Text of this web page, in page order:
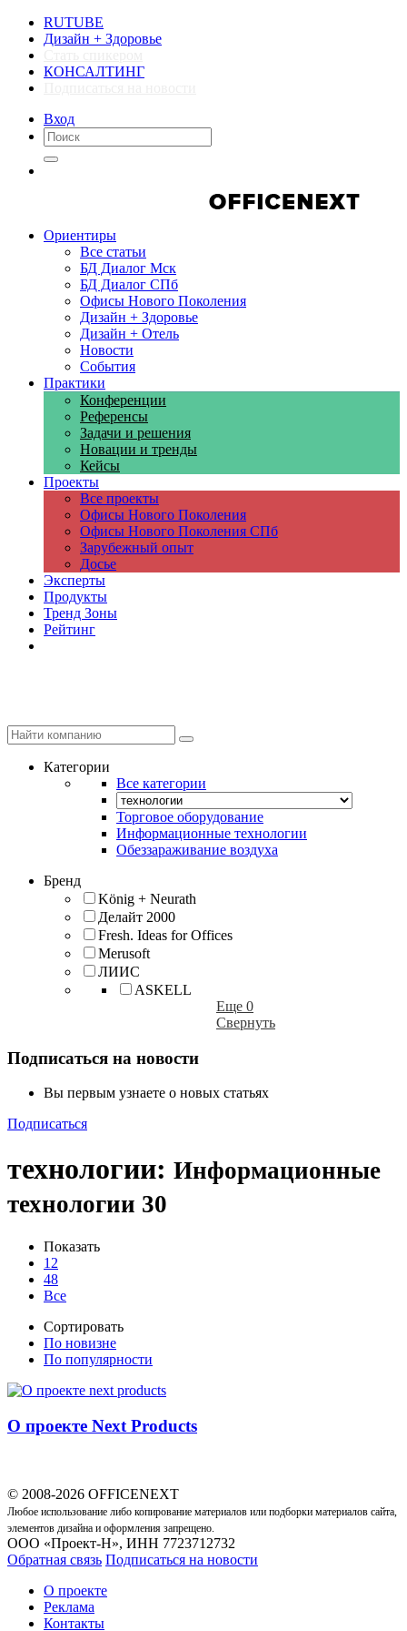
RUTUBE
Дизайн + Здоровье
КОНСАЛТИНГ
Вход
Ориентиры
Все статьи
БД Диалог Мск
БД Диалог СПб
Офисы Нового Поколения
Дизайн + Здоровье
Дизайн + Отель
Новости
События
Практики
Конференции
Референсы
Задачи и решения
Новации и тренды
Кейсы
Проекты
Все проекты
Офисы Нового Поколения
Офисы Нового Поколения СПб
Зарубежный опыт
Досье
Эксперты
Продукты
Тренд Зоны
Рейтинг
Категории
Все категории
Торговое оборудование
Информационные технологии
Обеззараживание воздуха
Бренд
König + Neurath
Делайт 2000
Fresh. Ideas for Offices
Merusoft
ЛИИС
ASKELL
Еще 0
Свернуть
Подписаться на новости
Вы первым узнаете о новых статьях
Подписаться
технологии: Информационные
технологии 30
Показать
12
48
Все
Сортировать
По новизне
По популярности
О проекте Next Products
© 2008-2026 OFFICENEXT
Любое использование либо копирование материалов или подборки материалов сайта,
элементов дизайна и оформления запрещено.
ООО «Проект-Н», ИНН 7723712732
Обратная связь Подписаться на новости
О проекте
Реклама
Контакты